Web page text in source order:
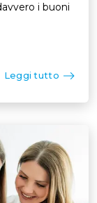
i buoni
Leggi tutto